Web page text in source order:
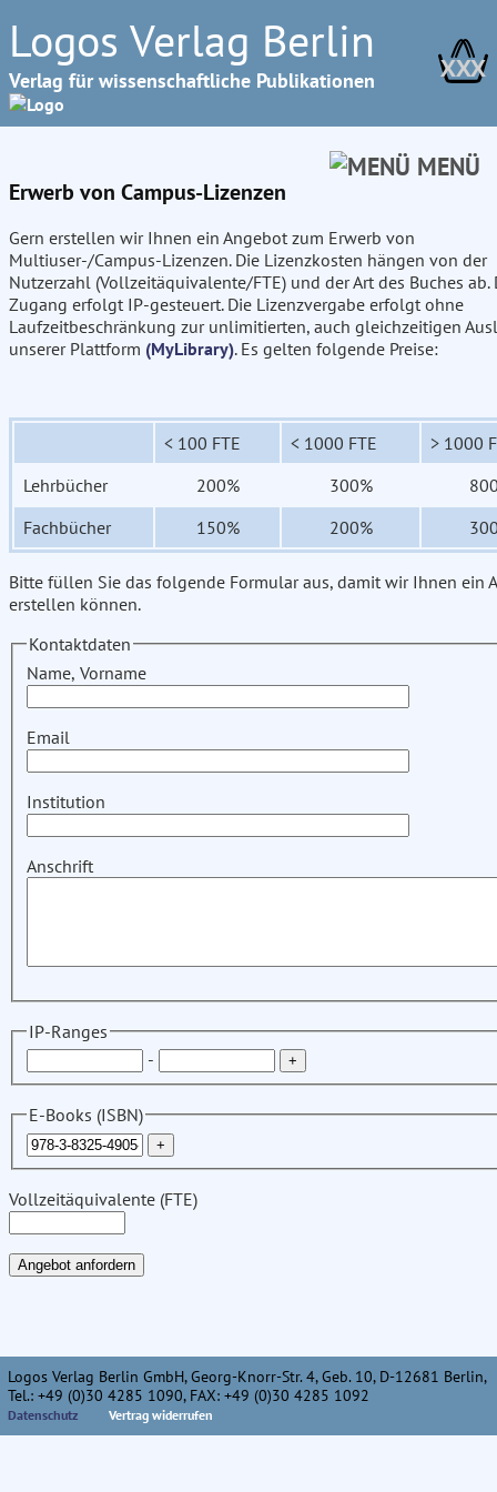
Logos Verlag Berlin
Verlag für wissenschaftliche Publikationen XXX
MENÜ
Erwerb von Campus-Lizenzen
Gern erstellen wir Ihnen ein Angebot zum Erwerb von
Multiuser-/Campus-Lizenzen. Die Lizenzkosten hängen von der
Nutzerzahl (Vollzeitäquivalente/FTE) und der Art des Buches ab.
Zugang erfolgt IP-gesteuert. Die Lizenzvergabe erfolgt ohne
Laufzeitbeschränkung zur unlimitierten, auch gleichzeitigen
unserer Plattform (MyLibrary). Es gelten folgende Preise:
< 100 FTE < 1000 FTE
> 1000
Lehrbücher
200% 300%
Fachbücher
150% 200%
Bitte füllen Sie das folgende Formular aus, damit wir Ihnen ein
erstellen können.
Kontaktdaten
Name, Vorname
Email
Institution
Anschrift
IP-Ranges
-
E-Books (ISBN)
Vollzeitäquivalente (FTE)
Logos Verlag Berlin GmbH, Georg-Knorr-Str. 4, Geb. 10, D-12681 Berlin,
Tel.: +49 (0)30 4285 1090, FAX: +49 (0)30 4285 1092
Datenschutz Vertrag widerrufen